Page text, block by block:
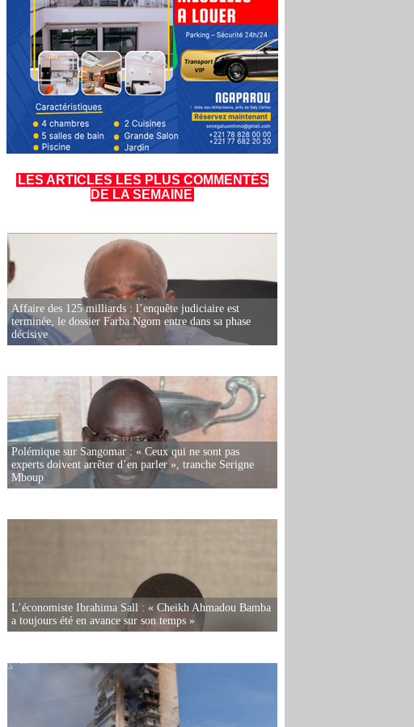
LES ARTICLES LES PLUS COMMENTÉS
DE LA SEMAINE
Affaire des 125 milliards : l’enquête judiciaire est
terminée, le dossier Farba Ngom entre dans sa phase
décisive
Polémique sur Sangomar : « Ceux qui ne sont pas
experts doivent arrêter d’en parler », tranche Serigne
Mboup
L’économiste Ibrahima Sall : « Cheikh Ahmadou Bamba
a toujours été en avance sur son temps »